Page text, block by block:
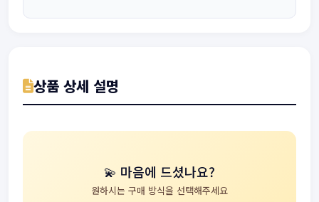
상품 상세 설명
💫 마음에 드셨나요?
원하시는 구매 방식을 선택해주세요